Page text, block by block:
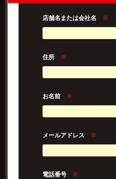
店舗名または会社名 ※
住所 ※
お名前 ※
メールアドレス ※
電話番号 ※